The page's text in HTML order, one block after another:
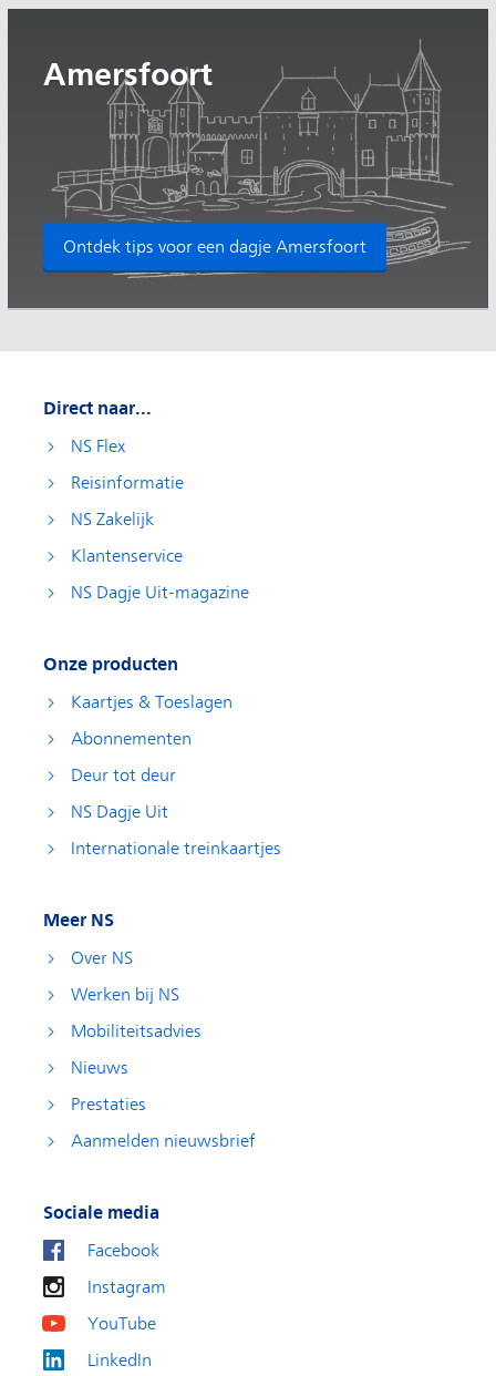
Amersfoort
Ontdek tips voor een dagje Amersfoort
Direct naar...
NS Flex
Reisinformatie
NS Zakelijk
Klantenservice
NS Dagje Uit-magazine
Onze producten
Kaartjes & Toeslagen
Abonnementen
Deur tot deur
NS Dagje Uit
Internationale treinkaartjes
Meer NS
Over NS
Werken bij NS
Mobiliteitsadvies
Nieuws
Prestaties
Aanmelden nieuwsbrief
Sociale media
Facebook
Instagram
YouTube
LinkedIn